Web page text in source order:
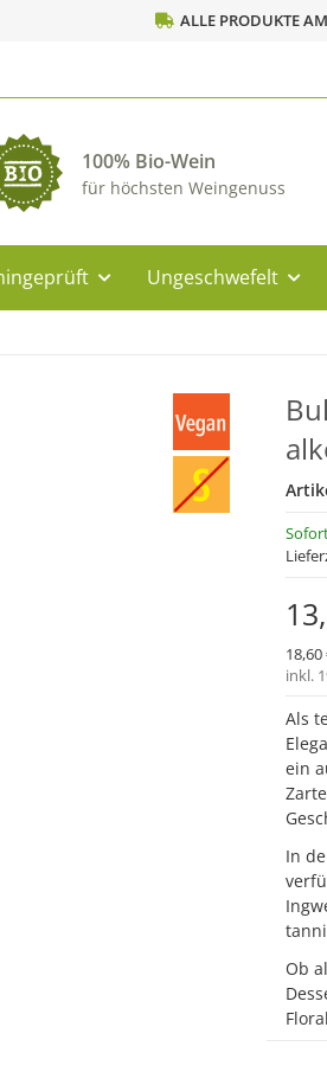
ALLE PRODUKTE
100% Bio-Wein
für höchsten Weingenuss
Ungeschwefelt
inkl.
Als
ein
In
Ob